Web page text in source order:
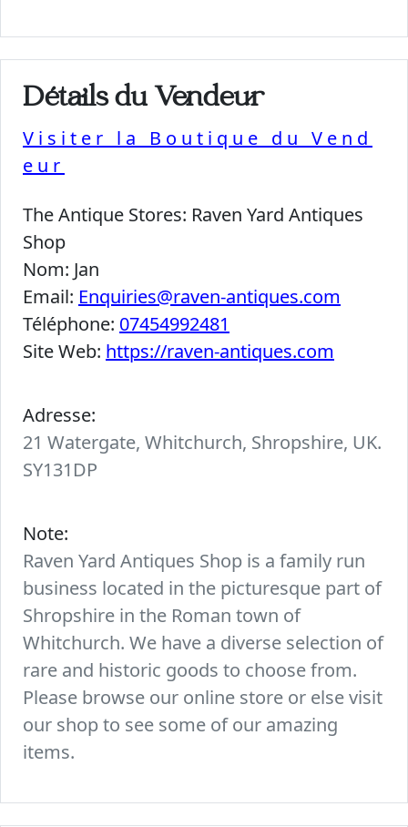
Détails du Vendeur
Visiter la Boutique du Vend
eur
The Antique Stores: Raven Yard Antiques
Shop
Nom: Jan
Email: Enquiries@raven-antiques.com
Téléphone: 07454992481
Site Web: https://raven-antiques.com
Adresse:
21 Watergate, Whitchurch, Shropshire, UK.
SY131DP
Note:
Raven Yard Antiques Shop is a family run
business located in the picturesque part of
Shropshire in the Roman town of
Whitchurch. We have a diverse selection of
rare and historic goods to choose from.
Please browse our online store or else visit
our shop to see some of our amazing
items.